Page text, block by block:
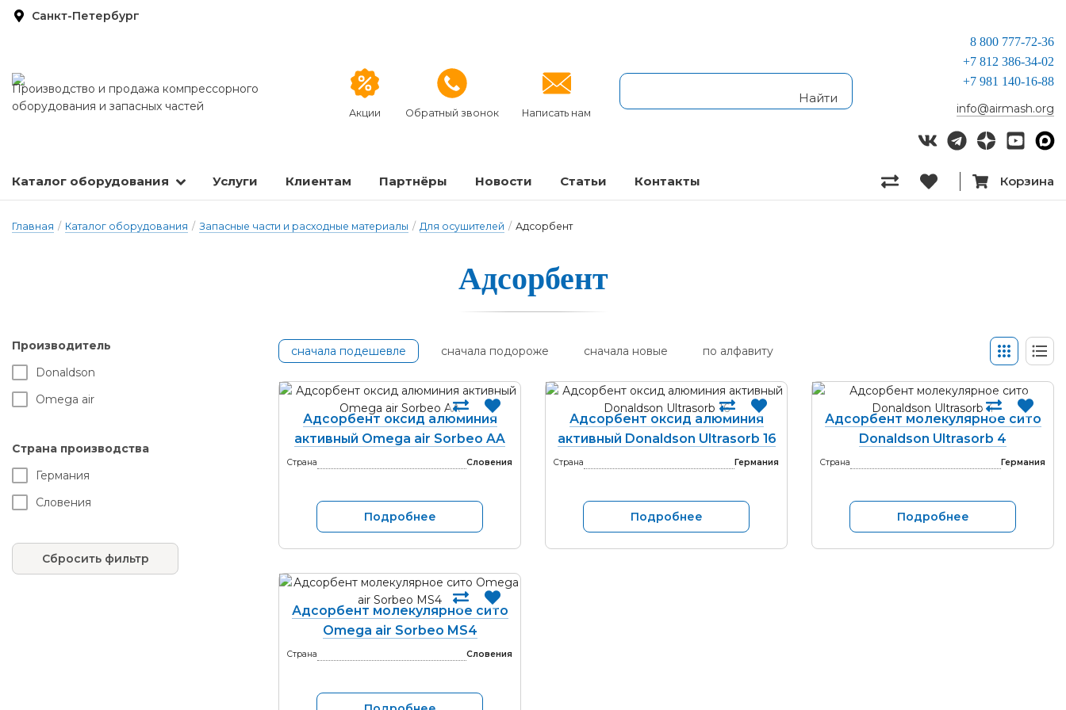
Санкт-Петербург
Производство и продажа компрессорного
оборудования и запасных частей
Акции Обратный звонок Написать нам
8 800 777-72-36
+7 812 386-34-02
+7 981 140-16-88
info@airmash.org
Каталог оборудования Услуги Клиентам Партнёры Новости Статьи Контакты Корзина
Главная / Каталог оборудования / Запасные части и расходные материалы / Для осушителей / Адсорбент
Ад­сорбент
Производитель
Donaldson
Omega air
Страна производства
Германия
Словения
Сбросить фильтр
сначала подешевле сначала подороже сначала новые по алфавиту
Адсорбент оксид алюминия
активный Omega air Sorbeo AA
Страна Словения
Подробнее
Адсорбент оксид алюминия
активный Donaldson Ultrasorb 16
Страна Германия
Подробнее
Адсорбент молекулярное сито
Donaldson Ultrasorb 4
Страна Германия
Подробнее
Адсорбент молекулярное сито
Omega air Sorbeo MS4
Страна Словения